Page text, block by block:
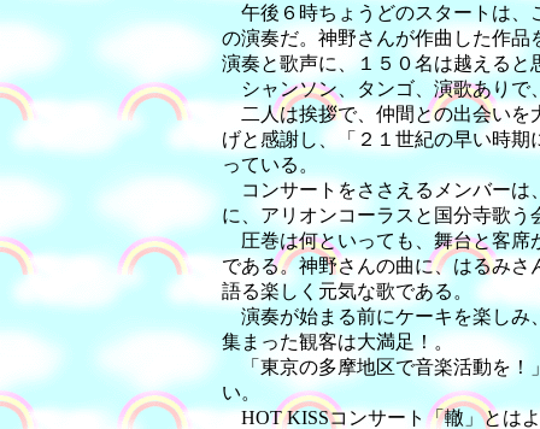
午後６時ちょうどのスタートは、
の演奏だ。神野さんが作曲した作
演奏と歌声に、１５０名は越えると
シャンソン、タンゴ、演歌ありで
二人は挨拶で、仲間との出会いを
げと感謝し、「２１世紀の早い時
っている。
コンサートをささえるメンバーは
に、アリオンコーラスと国分寺歌
圧巻は何といっても、舞台と客席
である。神野さんの曲に、はるみ
語る楽しく元気な歌である。
演奏が始まる前にケーキを楽しみ
集まった観客は大満足！。
「東京の多摩地区で音楽活動を！
い。
HOT KISSコンサート「轍」とは